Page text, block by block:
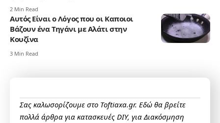
2 Min Read
Αυτός Είναι ο Λόγος που οι Καποιοι
Βάζουν ένα Τηγάνι με Αλάτι στην
Κουζίνα
3 Min Read
Σας καλωσορίζουμε στο Toftiaxa.gr. Εδώ θα βρείτε
πολλά άρθρα για κατασκευές DIY, για Διακόσμηση